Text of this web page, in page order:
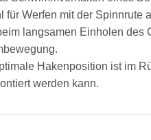
für Werfen mit der
langsamen Einholen des
Hakenposition ist im
werden kann.